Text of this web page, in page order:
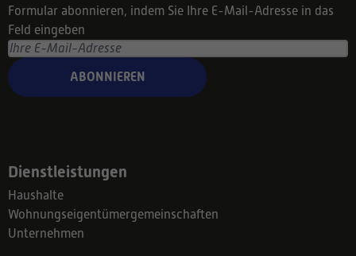
Formular abonnieren, indem Sie Ihre E-Mail-Adresse in das
Feld eingeben
ABONNIEREN
Dienstleistungen
Haushalte
Wohnungseigentümergemeinschaften
Unternehmen